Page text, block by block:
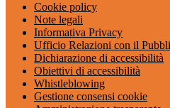
Cookie policy
Note legali
Informativa Privacy
Ufficio Relazioni con il
Dichiarazione di accessibilità
Obiettivi di accessibilità
Whistleblowing
Gestione consensi cookie